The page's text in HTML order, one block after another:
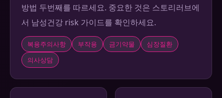
방법 두번째를 따르세요. 중요한 것은 스토리러브에
서 남성건강 risk 가이드를 확인하세요.
복용주의사항 부작용 금기약물
심장질환
의사상담